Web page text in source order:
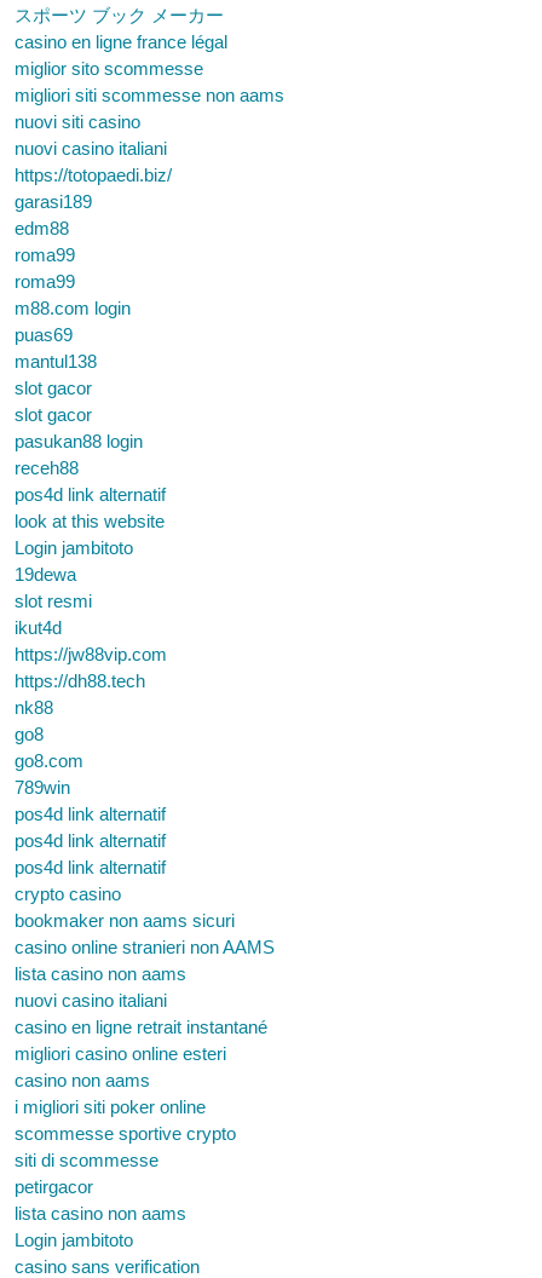
スポーツ ブック メーカー
casino en ligne france légal
miglior sito scommesse
migliori siti scommesse non aams
nuovi siti casino
nuovi casino italiani
https://totopaedi.biz/
garasi189
edm88
roma99
roma99
m88.com login
puas69
mantul138
slot gacor
slot gacor
pasukan88 login
receh88
pos4d link alternatif
look at this website
Login jambitoto
19dewa
slot resmi
ikut4d
https://jw88vip.com
https://dh88.tech
nk88
go8
go8.com
789win
pos4d link alternatif
pos4d link alternatif
pos4d link alternatif
crypto casino
bookmaker non aams sicuri
casino online stranieri non AAMS
lista casino non aams
nuovi casino italiani
casino en ligne retrait instantané
migliori casino online esteri
casino non aams
i migliori siti poker online
scommesse sportive crypto
siti di scommesse
petirgacor
lista casino non aams
Login jambitoto
casino sans verification